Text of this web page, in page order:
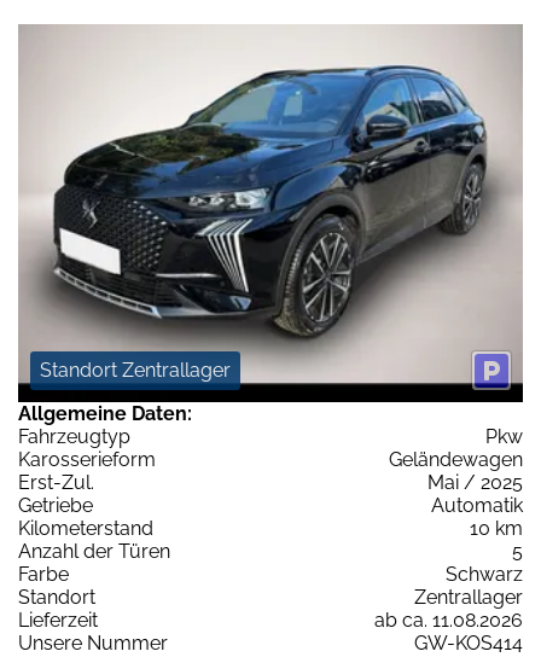
Standort Zentrallager
Allgemeine Daten:
Fahrzeugtyp
Pkw
Karosserieform
Geländewagen
Erst-Zul.
Mai / 2025
Getriebe
Automatik
Kilometerstand
10 km
Anzahl der Türen
5
Farbe
Schwarz
Standort
Zentrallager
Lieferzeit
ab ca. 11.08.2026
Unsere Nummer
GW-KOS414